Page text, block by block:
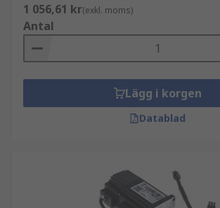
1 056,61 kr(exkl. moms)
Antal
Lägg i korgen
Datablad